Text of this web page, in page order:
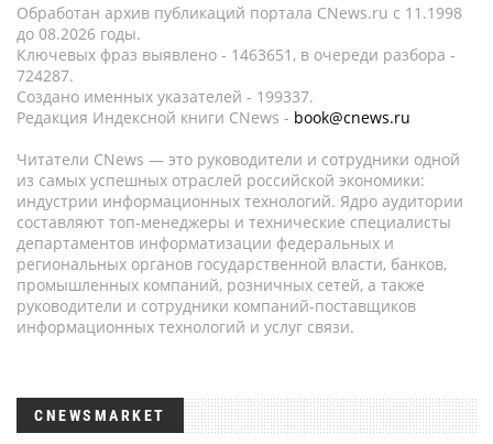
Обработан архив публикаций портала CNews.ru c 11.1998
до 08.2026 годы.
Ключевых фраз выявлено - 1463651, в очереди разбора -
724287.
Создано именных указателей - 199337.
Редакция Индексной книги CNews - book@cnews.ru
Читатели CNews — это руководители и сотрудники одной
из самых успешных отраслей российской экономики:
индустрии информационных технологий. Ядро аудитории
составляют топ-менеджеры и технические специалисты
департаментов информатизации федеральных и
региональных органов государственной власти, банков,
промышленных компаний, розничных сетей, а также
руководители и сотрудники компаний-поставщиков
информационных технологий и услуг связи.
CNEWSMARKET